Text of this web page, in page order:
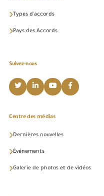
Types d'accords
Pays des Accords
Suivez-nous
Centre des médias
Dernières nouvelles
Événements
Galerie de photos et de vidéos